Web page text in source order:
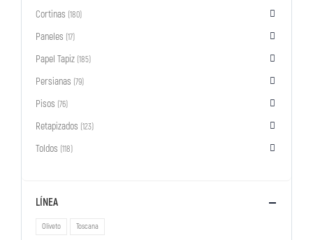
Cortinas (180)
Paneles (17)
Papel Tapiz (185)
Persianas (79)
Pisos (76)
Retapizados (123)
Toldos (118)
LÍNEA
Oliveto Toscana